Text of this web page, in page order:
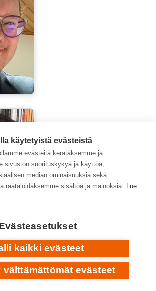
käytetyistä evästeistä
evästeitä kerätäksemme ja
sivuston suorituskykyä ja käyttöä,
median ominaisuuksia sekä
räätälöidäksemme sisältöä ja mainoksia. Lue
Evästeasetukset
kaikki evästeet
välttämättömät evästeet